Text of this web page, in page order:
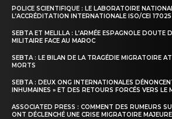
le1.ma
l'intelligence
POLICE SCIENTIFIQUE : LE LABORATOIRE
L’ACCRÉDITATION INTERNATIONALE ISO/CEI 17025
SEBTA ET MELILLA : L’ARMÉE ESPAGNOLE DOUTE
MILITAIRE FACE AU MAROC
SEBTA : LE BILAN DE LA TRAGÉDIE MIGRATOIRE
MORTS
SEBTA : DEUX ONG INTERNATIONALES
INHUMAINES » ET DES RETOURS FORCÉS VERS LE
ASSOCIATED PRESS : COMMENT DES RUMEURS
ONT DÉCLENCHÉ UNE CRISE MIGRATOIRE